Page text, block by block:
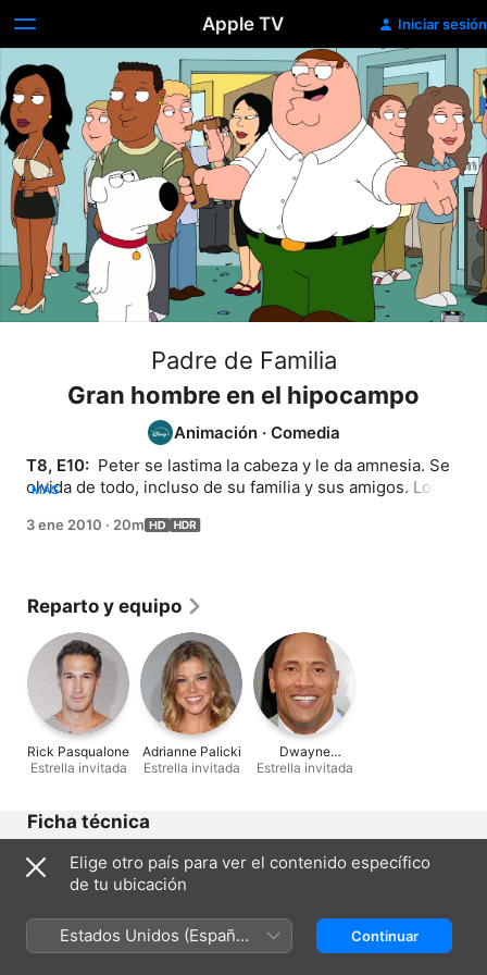
Apple TV Iniciar sesión
Padre de Familia
Gran hombre en el hipocampo
Animación · Comedia
T8, E10: Peter se lastima la cabeza y le da amnesia. Se
olvida de todo, incluso de su familia y sus amigos. Lois
memoria, hasta que Peter comienza a seducir a otras
Quagmire de anotar con Lois.
MÁS
3 ene 2010 · 20m
Reparto y equipo
Rick Pasqualone
Estrella invitada
Adrianne Palicki
Estrella invitada
Dwayne
Johnson
Estrella invitada
Ficha técnica
Lanzamiento
2010
20 min
Elige otro país para ver el contenido específico
de tu ubicación
Estados Unidos (Español
México)
Continuar